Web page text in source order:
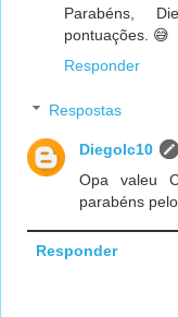
Parabéns,
pontuações. 😅
Responder
Respostas
Diegolc10
Opa valeu
parabéns
Responder